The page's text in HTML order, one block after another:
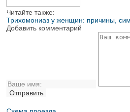
Читайте также:
Трихомониаз у женщин: причины,
Добавить комментарий